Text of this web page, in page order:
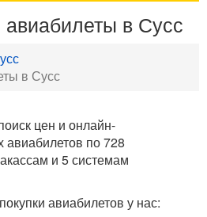
в Сусс
в Сусс
цен и онлайн-
по 728
и 5 системам
авиабилетов у нас: